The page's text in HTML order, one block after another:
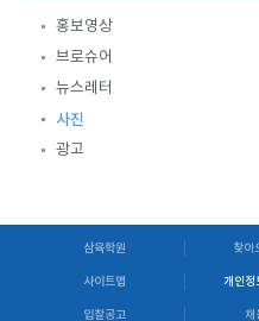
홍보영상
브로슈어
뉴스레터
사진
광고
삼육학원 찾아
사이트맵 개인정
입찰공고 채